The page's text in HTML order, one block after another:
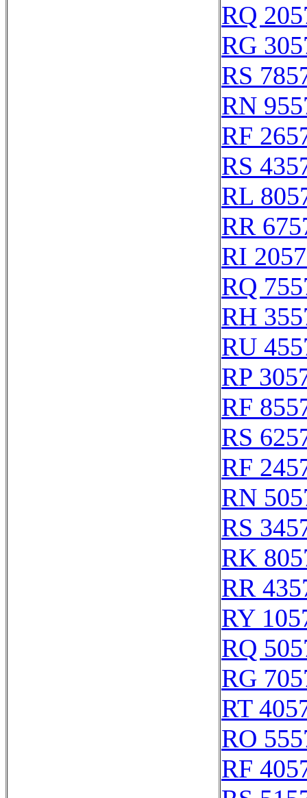
RQ
RG
RS
RN
RF
RS
RL
RR
RI
RQ
RH
RU
RP
RF
RS
RF
RN
RS
RK
RR
RY
RQ
RG
RT
RO
RF